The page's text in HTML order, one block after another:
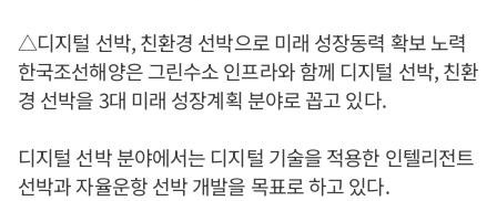
△디지털 선박, 친환경 선박으로 미래 성장동력 확보 노력
한국조선해양은 그린수소 인프라와 함께 디지털 선박, 친환
경 선박을 3대 미래 성장계획 분야로 꼽고 있다.
디지털 선박 분야에서는 디지털 기술을 적용한 인텔리전트
선박과 자율운항 선박 개발을 목표로 하고 있다.